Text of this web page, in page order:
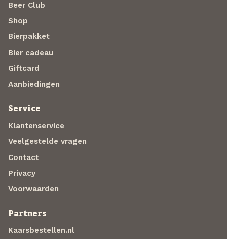
Beer Club
Shop
Bierpakket
Bier cadeau
Giftcard
Aanbiedingen
Service
Klantenservice
Veelgestelde vragen
Contact
Privacy
Voorwaarden
Partners
Kaarsbestellen.nl